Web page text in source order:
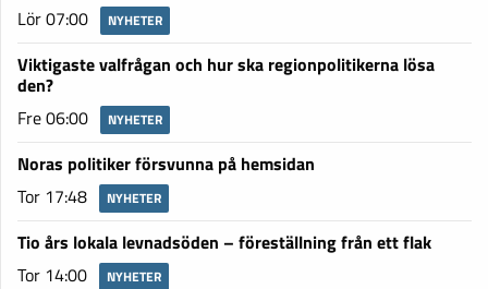
Lör 07:00
NYHETER
Viktigaste valfrågan och hur ska regionpolitikerna lösa
den?
Fre 06:00
NYHETER
Noras politiker försvunna på hemsidan
Tor 17:48
NYHETER
Tio års lokala levnadsöden – föreställning från ett flak
Tor 14:00
NYHETER